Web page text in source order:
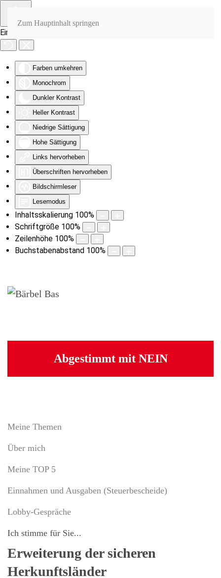
Eingabehilfen öffnen
Farben umkehren
Monochrom
Dunkler Kontrast
Heller Kontrast
Niedrige Sättigung
Hohe Sättigung
Links hervorheben
Überschriften hervorheben
Bildschirmleser
Lesemodus
Inhaltsskalierung 100%
Schriftgröße 100%
Zeilenhöhe 100%
Buchstabenabstand 100%
Zum Hauptinhalt springen
Abgestimmt mit NEIN
Meine Themen
Über mich
Meine TOP 5
Einnahmen und Ausgaben (Steuerbescheide)
Lobby-Gespräche
Ich stimme für Sie...
Erweiterung der sicheren
Herkunftsländer